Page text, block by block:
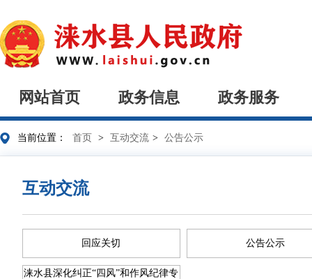
网站首页 政务信息 政务服务
当前位置： 首页 > 互动交流 > 公告公示
互动交流
回应关切 公告公示
涞水县深化纠正“四风”和作风纪律专